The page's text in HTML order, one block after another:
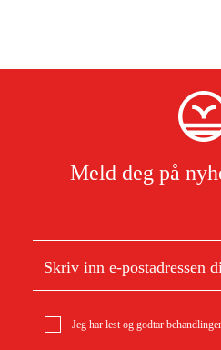
Meld deg på
Jeg har lest og godtar